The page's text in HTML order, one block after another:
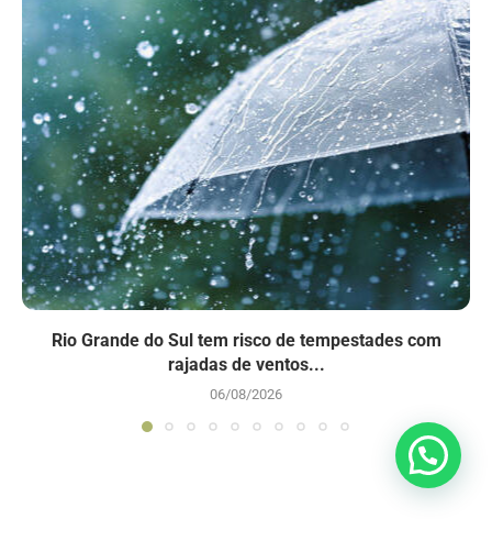
Rio Grande do Sul tem risco de tempestades com
rajadas de ventos...
06/08/2026